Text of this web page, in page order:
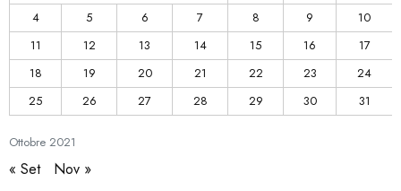
Ottobre 2021
4
5 6 7 8 9
10
11
12 13 14 15 16
17
18
19 20 21 22 23
24
25
26 27 28 29 30 31
« Set Nov »